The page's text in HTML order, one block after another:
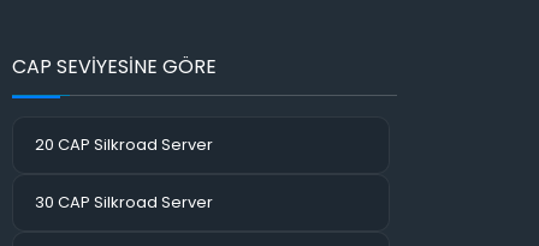
CAP SEVİYESİNE GÖRE
20 CAP Silkroad Server
30 CAP Silkroad Server